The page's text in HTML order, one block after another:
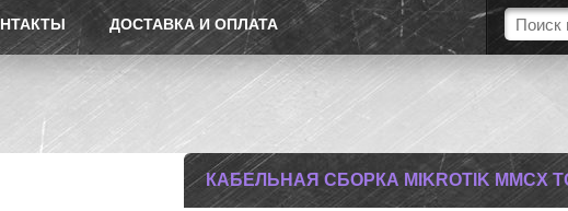
ДОСТАВКА И ОПЛАТА
КАБЕЛЬНАЯ СБОРКА MIKROTIK MMCX